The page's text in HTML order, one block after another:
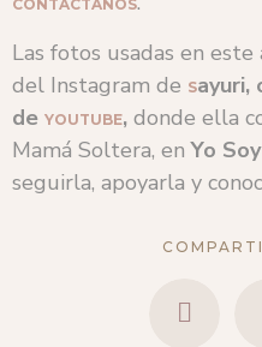
CONTÁCTANOS
Las fotos usadas en
del Instagram de Sayuri,
de YOUTUBE, donde ella
Mamá Soltera, enYo
seguirla, apoyarla y